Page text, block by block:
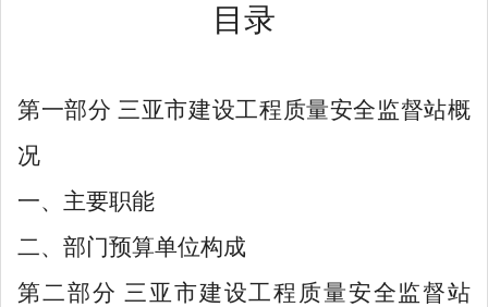
目录
第一部分 三亚市建设工程质量安全监督站概
况
一、主要职能
二、部门预算单位构成
第二部分 三亚市建设工程质量安全监督站